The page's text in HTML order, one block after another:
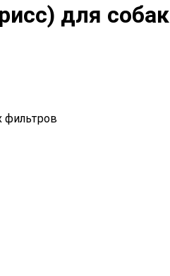
для собак
фильтров